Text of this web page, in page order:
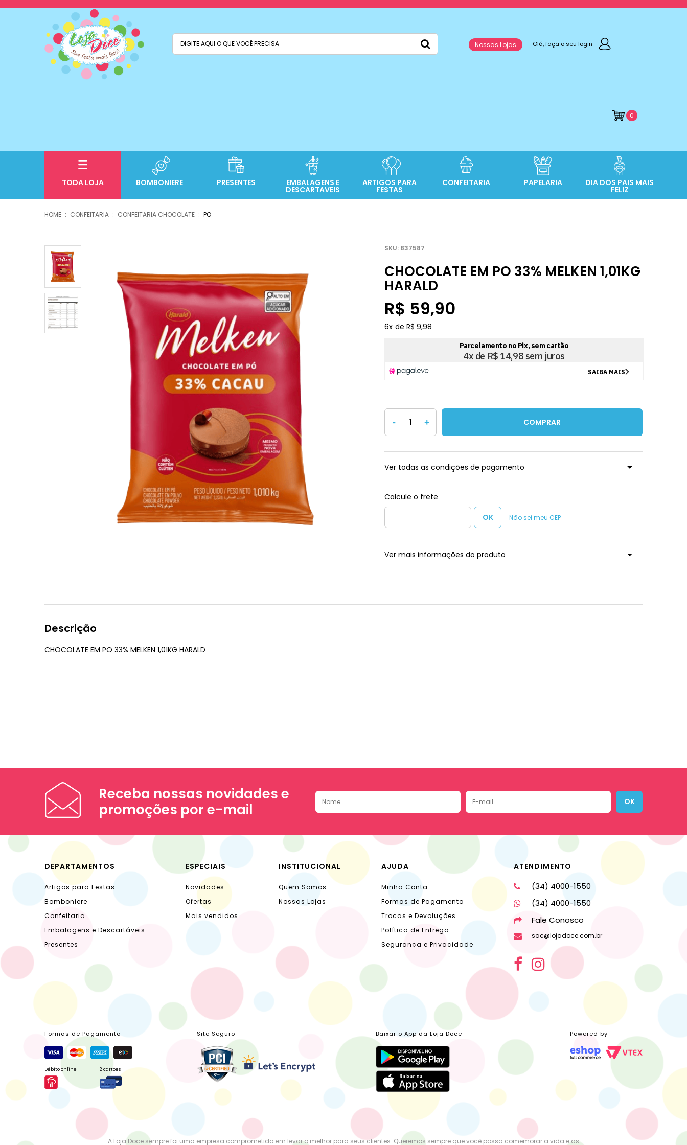
Nossas Lojas Olá, faça o seu login
0
TODA LOJA BOMBONIERE PRESENTES EMBALAGENS E
DESCARTAVEIS
ARTIGOS PARA
FESTAS
CONFEITARIA PAPELARIA DIA DOS PAIS MAIS
FELIZ
CONFEITARIA CONFEITARIA CHOCOLATE PO
837587
CHOCOLATE EM PO 33% MELKEN 1,01KG
HARALD
R$ 59,90
6x R$ 9,98
- + COMPRAR
Ver todas as condições de pagamento
Não sei meu CEP
Ver mais informações do produto
Descrição
CHOCOLATE EM PO 33% MELKEN 1,01KG HARALD
Receba nossas novidades e
promoções por e-mail
OK
DEPARTAMENTOS
Artigos para Festas
Bomboniere
Confeitaria
Embalagens e Descartáveis
Presentes
ESPECIAIS
Novidades
Ofertas
Mais vendidos
INSTITUCIONAL
Quem Somos
Nossas Lojas
AJUDA
Minha Conta
Formas de Pagamento
Trocas e Devoluções
Política de Entrega
Segurança e Privacidade
ATENDIMENTO
(34) 4000-1550
(34) 4000-1550
Fale Conosco
sac@lojadoce.com.br
Formas de Pagamento
Débito online 2 cartões
Site Seguro Baixar o App da Loja Doce Powered by
A Loja Doce sempre foi uma empresa comprometida em levar o melhor para seus clientes. Queremos sempre que você possa comemorar a vida e as